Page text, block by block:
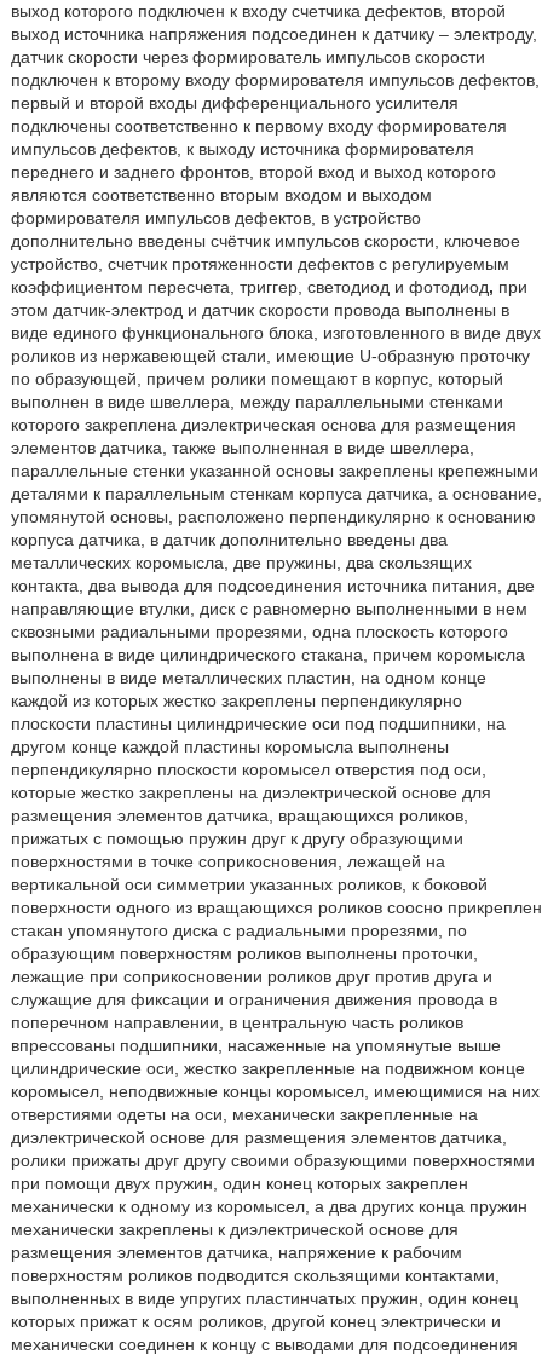
выход которого подключен к входу счетчика дефектов, второй
выход источника напряжения подсоединен к датчику – электроду,
датчик скорости через формирователь импульсов скорости
подключен к второму входу формирователя импульсов дефектов,
первый и второй входы дифференциального усилителя
подключены соответственно к первому входу формирователя
импульсов дефектов, к выходу источника формирователя
переднего и заднего фронтов, второй вход и выход которого
являются соответственно вторым входом и выходом
формирователя импульсов дефектов, в устройство
дополнительно введены счётчик импульсов скорости, ключевое
устройство, счетчик протяженности дефектов с регулируемым
коэффициентом пересчета, триггер, светодиод и фотодиод, при
этом датчик-электрод и датчик скорости провода выполнены в
виде единого функционального блока, изготовленного в виде двух
роликов из нержавеющей стали, имеющие U-образную проточку
по образующей, причем ролики помещают в корпус, который
выполнен в виде швеллера, между параллельными стенками
которого закреплена диэлектрическая основа для размещения
элементов датчика, также выполненная в виде швеллера,
параллельные стенки указанной основы закреплены крепежными
деталями к параллельным стенкам корпуса датчика, а основание,
упомянутой основы, расположено перпендикулярно к основанию
корпуса датчика, в датчик дополнительно введены два
металлических коромысла, две пружины, два скользящих
контакта, два вывода для подсоединения источника питания, две
направляющие втулки, диск с равномерно выполненными в нем
сквозными радиальными прорезями, одна плоскость которого
выполнена в виде цилиндрического стакана, причем коромысла
выполнены в виде металлических пластин, на одном конце
каждой из которых жестко закреплены перпендикулярно
плоскости пластины цилиндрические оси под подшипники, на
другом конце каждой пластины коромысла выполнены
перпендикулярно плоскости коромысел отверстия под оси,
которые жестко закреплены на диэлектрической основе для
размещения элементов датчика, вращающихся роликов,
прижатых с помощью пружин друг к другу образующими
поверхностями в точке соприкосновения, лежащей на
вертикальной оси симметрии указанных роликов, к боковой
поверхности одного из вращающихся роликов соосно прикреплен
стакан упомянутого диска с радиальными прорезями, по
образующим поверхностям роликов выполнены проточки,
лежащие при соприкосновении роликов друг против друга и
служащие для фиксации и ограничения движения провода в
поперечном направлении, в центральную часть роликов
впрессованы подшипники, насаженные на упомянутые выше
цилиндрические оси, жестко закрепленные на подвижном конце
коромысел, неподвижные концы коромысел, имеющимися на них
отверстиями одеты на оси, механически закрепленные на
диэлектрической основе для размещения элементов датчика,
ролики прижаты друг другу своими образующими поверхностями
при помощи двух пружин, один конец которых закреплен
механически к одному из коромысел, а два других конца пружин
механически закреплены к диэлектрической основе для
размещения элементов датчика, напряжение к рабочим
поверхностям роликов подводится скользящими контактами,
выполненных в виде упругих пластинчатых пружин, один конец
которых прижат к осям роликов, другой конец электрически и
механически соединен к концу с выводами для подсоединения